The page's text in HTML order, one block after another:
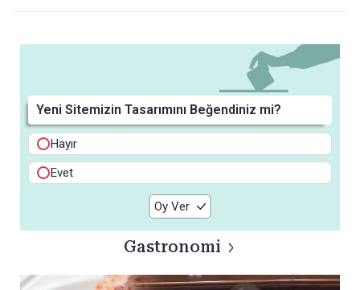
Yeni Sitemizin Tasarımını Beğendiniz mi?
Hayır
Evet
Oy Ver
Gastronomi